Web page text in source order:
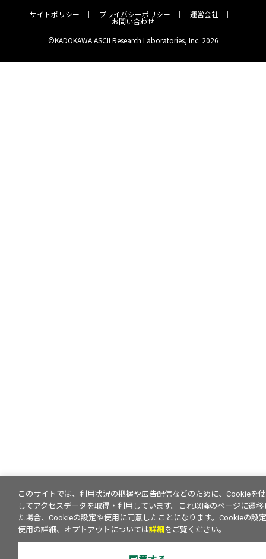
サイトポリシー
プライバシーポリシー 運営会社
お問い合わせ
©KADOKAWA ASCII Research Laboratories, Inc. 2026
このサイトでは、利用状況の把握や広告配信などのために、Cookieを
してアクセスデータを取得・利用しています。これ以降のページに遷移
た場合、Cookieの設定や使用に同意したことになります。Cookieの設
使用の詳細、オプトアウトについては詳細 をご覧ください。